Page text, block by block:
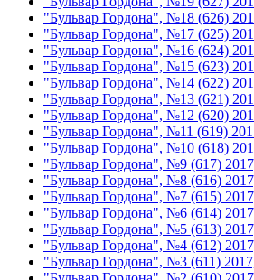
"Бульвар Гордона", №18 (626)
"Бульвар Гордона", №17 (625)
"Бульвар Гордона", №16 (624)
"Бульвар Гордона", №15 (623)
"Бульвар Гордона", №14 (622)
"Бульвар Гордона", №13 (621)
"Бульвар Гордона", №12 (620)
"Бульвар Гордона", №11 (619)
"Бульвар Гордона", №10 (618)
"Бульвар Гордона", №9 (617)
"Бульвар Гордона", №8 (616)
"Бульвар Гордона", №7 (615)
"Бульвар Гордона", №6 (614)
"Бульвар Гордона", №5 (613)
"Бульвар Гордона", №4 (612)
"Бульвар Гордона", №3 (611)